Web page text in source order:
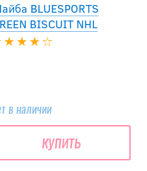
BLUESPORTS
BISCUIT NHL
в наличии
купить